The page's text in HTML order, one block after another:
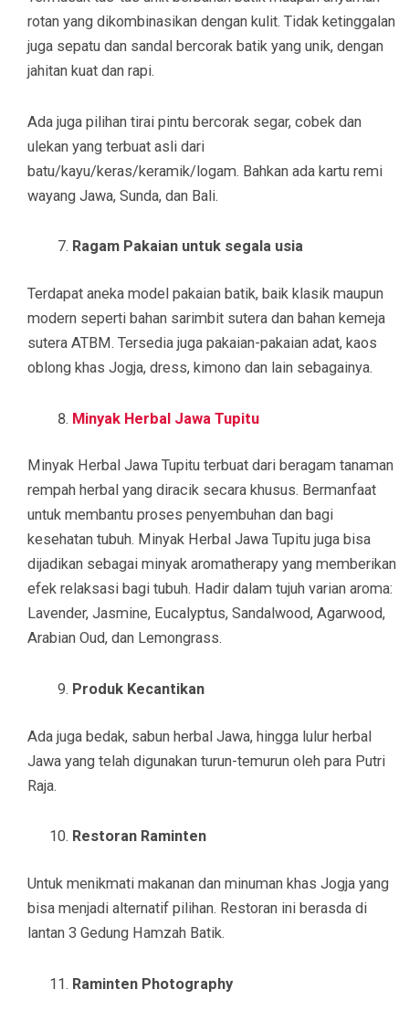
rotan yang dikombinasikan dengan kulit. Tidak ketinggalan
juga sepatu dan sandal bercorak batik yang unik, dengan
jahitan kuat dan rapi.
Ada juga pilihan tirai pintu bercorak segar, cobek dan
ulekan yang terbuat asli dari
batu/kayu/keras/keramik/logam. Bahkan ada kartu remi
wayang Jawa, Sunda, dan Bali.
Ragam Pakaian untuk segala usia
Terdapat aneka model pakaian batik, baik klasik maupun
modern seperti bahan sarimbit sutera dan bahan kemeja
sutera ATBM. Tersedia juga pakaian-pakaian adat, kaos
oblong khas Jogja, dress, kimono dan lain sebagainya.
Minyak Herbal Jawa Tupitu
Minyak Herbal Jawa Tupitu terbuat dari beragam tanaman
rempah herbal yang diracik secara khusus. Bermanfaat
untuk membantu proses penyembuhan dan bagi
kesehatan tubuh. Minyak Herbal Jawa Tupitu juga bisa
dijadikan sebagai minyak aromatherapy yang memberikan
efek relaksasi bagi tubuh. Hadir dalam tujuh varian aroma:
Lavender, Jasmine, Eucalyptus, Sandalwood, Agarwood,
Arabian Oud, dan Lemongrass.
Produk Kecantikan
Ada juga bedak, sabun herbal Jawa, hingga lulur herbal
Jawa yang telah digunakan turun-temurun oleh para Putri
Raja.
Restoran Raminten
Untuk menikmati makanan dan minuman khas Jogja yang
bisa menjadi alternatif pilihan. Restoran ini berasda di
lantan 3 Gedung Hamzah Batik.
Raminten Photography